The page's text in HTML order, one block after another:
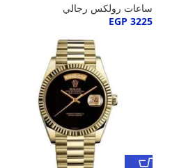
ساعات رولكس رجالي
EGP 3225